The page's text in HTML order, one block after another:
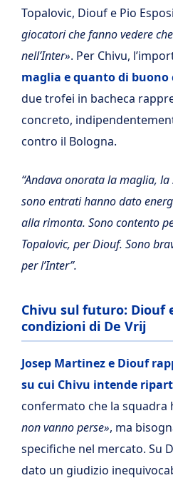
Topalovic, Diouf e Pio
giocatori che fanno vedere
nell’Inter». Per Chivu,
maglia e quanto di
due trofei in bacheca
concreto,
contro il Bologna.
“Andava onorata la maglia,
sono entrati hanno dato
alla rimonta. Sono contento
Topalovic, per Diouf. Sono
per l’Inter”.
Chivu sul futuro: Diouf
condizioni di De Vrij
Josep Martinez e Diouf
su cui Chivu intende
confermato che la squadra
non vanno perse», ma
specifiche nel mercato. Su
dato un giudizio